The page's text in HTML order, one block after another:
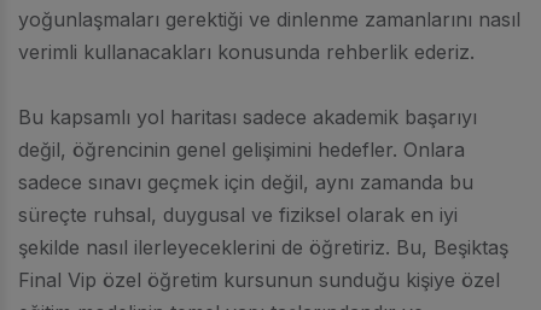
yoğunlaşmaları gerektiği ve dinlenme zamanlarını nasıl
verimli kullanacakları konusunda rehberlik ederiz.
Bu kapsamlı yol haritası sadece akademik başarıyı
değil, öğrencinin genel gelişimini hedefler. Onlara
sadece sınavı geçmek için değil, aynı zamanda bu
süreçte ruhsal, duygusal ve fiziksel olarak en iyi
şekilde nasıl ilerleyeceklerini de öğretiriz. Bu, Beşiktaş
Final Vip özel öğretim kursunun sunduğu kişiye özel